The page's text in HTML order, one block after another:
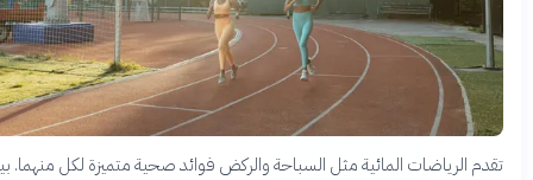
المائية مثل السباحة والركض فوائد صحية متميزة لكل منهما. بينما